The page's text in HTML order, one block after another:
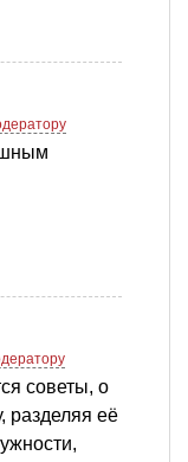
советы, о
разделяя её